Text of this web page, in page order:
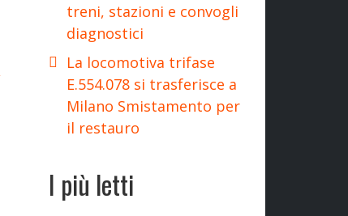
treni, stazioni e convogli
diagnostici
La locomotiva trifase
E.554.078 si trasferisce a
Milano Smistamento per
il restauro
I più letti